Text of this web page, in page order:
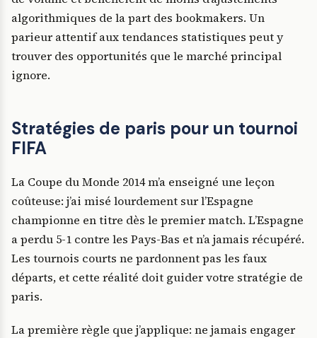
algorithmiques de la part des bookmakers. Un
parieur attentif aux tendances statistiques peut y
trouver des opportunités que le marché principal
ignore.
Stratégies de paris pour un tournoi
FIFA
La Coupe du Monde 2014 m’a enseigné une leçon
coûteuse: j’ai misé lourdement sur l’Espagne
championne en titre dès le premier match. L’Espagne
a perdu 5-1 contre les Pays-Bas et n’a jamais récupéré.
Les tournois courts ne pardonnent pas les faux
départs, et cette réalité doit guider votre stratégie de
paris.
La première règle que j’applique: ne jamais engager